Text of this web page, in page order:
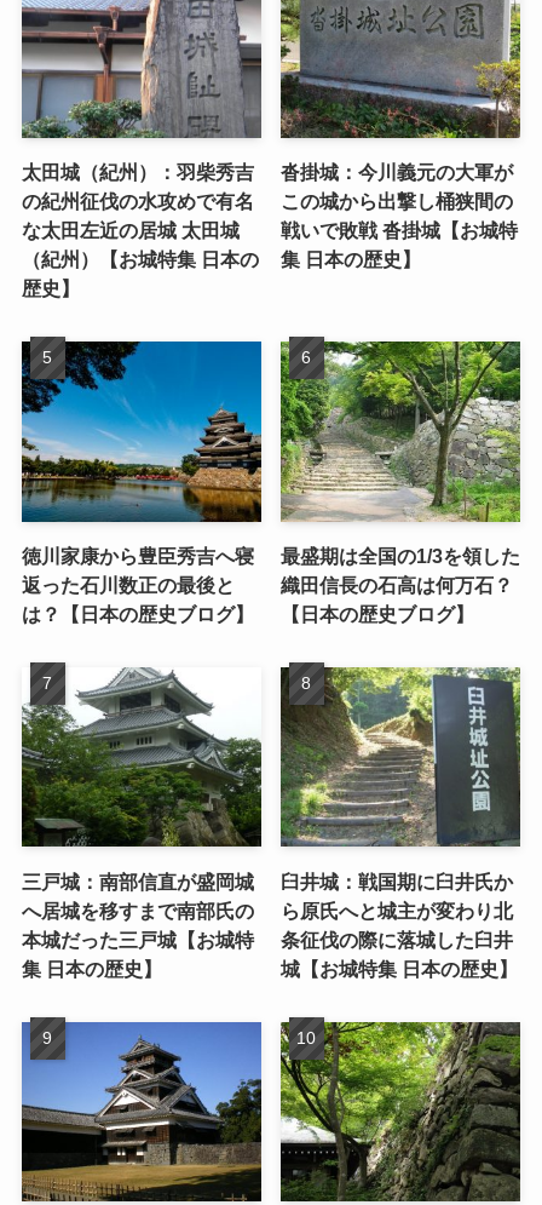
太田城（紀州）：羽柴秀吉
の紀州征伐の水攻めで有名
な太田左近の居城 太田城
（紀州）【お城特集 日本の
歴史】
沓掛城：今川義元の大軍が
この城から出撃し桶狭間の
戦いで敗戦 沓掛城【お城特
集 日本の歴史】
徳川家康から豊臣秀吉へ寝
返った石川数正の最後と
は？【日本の歴史ブログ】
最盛期は全国の1/3を領した
織田信長の石高は何万石？
【日本の歴史ブログ】
三戸城：南部信直が盛岡城
へ居城を移すまで南部氏の
本城だった三戸城【お城特
集 日本の歴史】
臼井城：戦国期に臼井氏か
ら原氏へと城主が変わり北
条征伐の際に落城した臼井
城【お城特集 日本の歴史】